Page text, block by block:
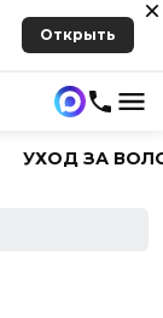
Открыть
УХОД ЗА